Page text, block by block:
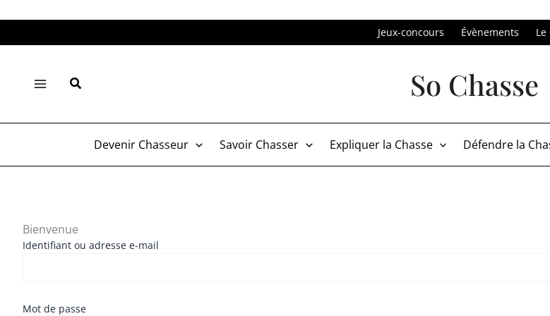
au
Jeux-concours Évènements Le
Rechercher So Chasse
Devenir Chasseur Savoir Chasser Expliquer la Chasse Défendre la
Bienvenue
Identifiant ou adresse e-mail
Mot de passe